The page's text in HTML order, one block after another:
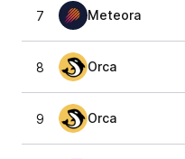
7 Meteora
8 Orca
9 Orca